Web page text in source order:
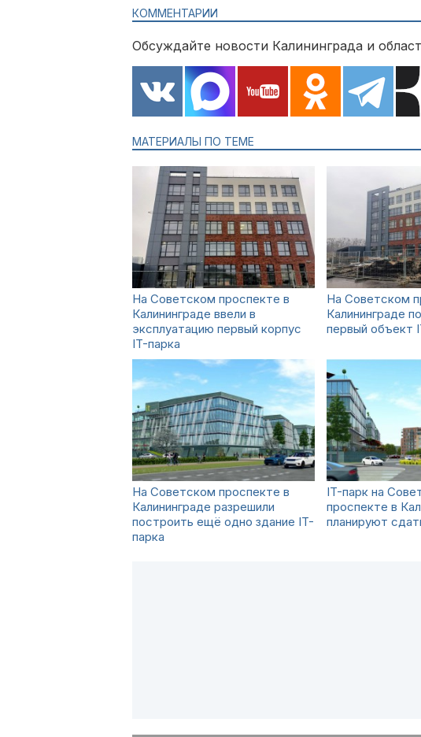
КОММЕНТАРИИ
Обсуждайте новости Калининграда и
МАТЕРИАЛЫ ПО ТЕМЕ
На Советском проспекте в
Калининграде ввели в
эксплуатацию первый корпус
IT-парка
На Советском
Калининграде
первый объект
На Советском проспекте в
Калининграде разрешили
построить ещё одно здание IT-
парка
IT-парк на
проспекте в
планируют